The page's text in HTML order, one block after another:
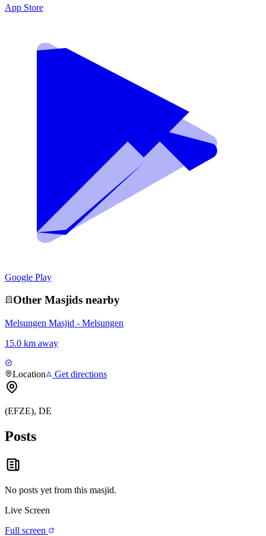
App Store
Google Play
Other Masjids nearby
Melsungen Masjid - Melsungen
15.0 km away
Location Get directions
(EFZE), DE
Posts
No posts yet from this masjid.
Live Screen
Full screen